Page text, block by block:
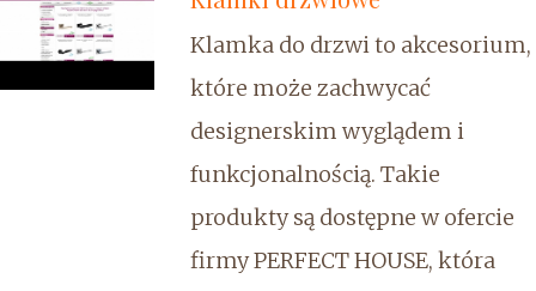
Klamka do drzwi to akcesorium,
które może zachwycać
designerskim wyglądem i
funkcjonalnością. Takie
produkty są dostępne w ofercie
firmy PERFECT HOUSE, która